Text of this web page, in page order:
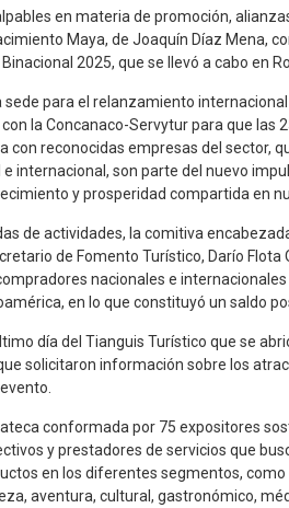
en materia de promoción,
Maya, de Joaquín Díaz Mena,
2025, que se llevó a cabo en
sede para el relanzamiento
la Concanaco-Servytur para que las
con reconocidas empresas del sector,
internacional, son parte del nuevo
y prosperidad compartida en
de actividades, la comitiva
de Fomento Turístico, Darío
nacionales e
en lo que constituyó un saldo
día del Tianguis Turístico que se
solicitaron información sobre los
conformada por 75 expositores
y prestadores de servicios que
en los diferentes segmentos,
aventura, cultural, gastronómico,